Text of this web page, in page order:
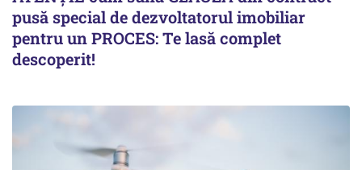
pusă special de dezvoltatorul imobiliar
pentru un PROCES: Te lasă complet
descoperit!